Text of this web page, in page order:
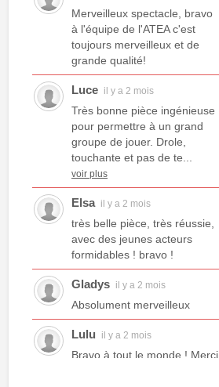
Merveilleux spectacle, bravo
à l'équipe de l'ATEA c'est
toujours merveilleux et de
grande qualité!
Luce il y a 2 mois
Très bonne pièce ingénieuse
pour permettre à un grand
groupe de jouer. Drole,
touchante et pas de te...
voir plus
Elsa il y a 2 mois
très belle pièce, très réussie,
avec des jeunes acteurs
formidables ! bravo !
Gladys il y a 2 mois
Absolument merveilleux
Lulu il y a 2 mois
Bravo à tout le monde ! Merci